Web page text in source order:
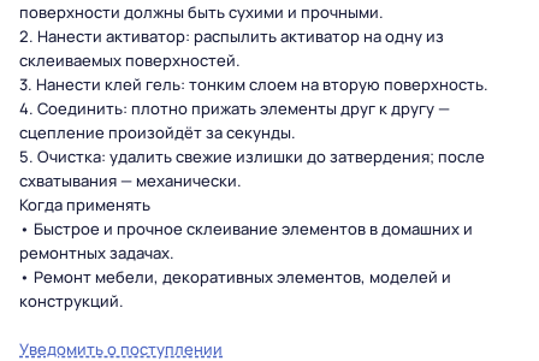
поверхности должны быть сухими и прочными.
2. Нанести активатор: распылить активатор на одну из
склеиваемых поверхностей.
3. Нанести клей гель: тонким слоем на вторую поверхность.
4. Соединить: плотно прижать элементы друг к другу —
сцепление произойдёт за секунды.
5. Очистка: удалить свежие излишки до затвердения; после
схватывания — механически.
Когда применять
• Быстрое и прочнoе склеивание элементов в домашних и
ремонтных задачах.
• Ремонт мебели, декоративных элементов, моделей и
конструкций.
Уведомить о поступлении